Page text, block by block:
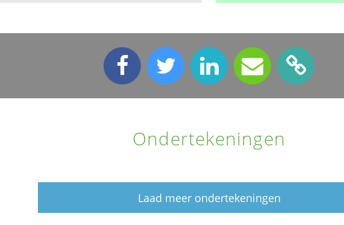
Ondertekeningen
Laad meer ondertekeningen